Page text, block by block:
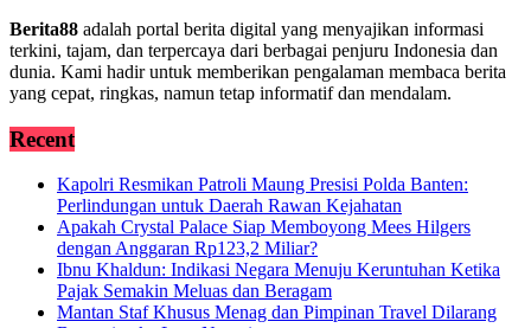
Berita88 adalah portal berita digital yang menyajikan informasi
terkini, tajam, dan terpercaya dari berbagai penjuru Indonesia dan
dunia. Kami hadir untuk memberikan pengalaman membaca berita
yang cepat, ringkas, namun tetap informatif dan mendalam.
Recent
Kapolri Resmikan Patroli Maung Presisi Polda Banten:
Perlindungan untuk Daerah Rawan Kejahatan
Apakah Crystal Palace Siap Memboyong Mees Hilgers
dengan Anggaran Rp123,2 Miliar?
Ibnu Khaldun: Indikasi Negara Menuju Keruntuhan Ketika
Pajak Semakin Meluas dan Beragam
Mantan Staf Khusus Menag dan Pimpinan Travel Dilarang